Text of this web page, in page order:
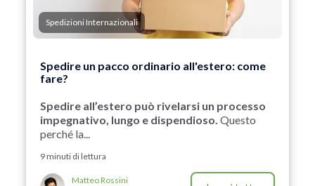
Spedizioni Internazionali
Spedire un pacco ordinario all'estero: come
fare?
Spedire all’estero può rivelarsi un processo
impegnativo, lungo e dispendioso. Questo
perché la...
9 minuti di lettura
Matteo Rossini